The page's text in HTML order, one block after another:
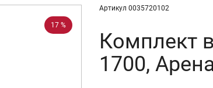
17 %
Артикул 0035720102
Комплект
1700,